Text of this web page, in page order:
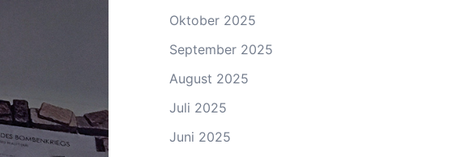
Oktober 2025
September 2025
August 2025
Juli 2025
Juni 2025